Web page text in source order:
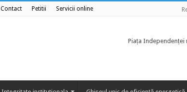
Contact Petitii Servicii online
Piața Independenței